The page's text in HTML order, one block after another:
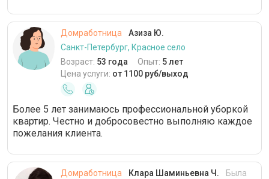
Домработница
Азиза Ю.
Санкт-Петербург, Красное село
Возраст: 53 года Опыт: 5 лет
Цена услуги: от 1100 руб/выход
Более 5 лет занимаюсь профессиональной уборкой
квартир. Честно и добросовестно выполняю каждое
пожелания клиента.
Домработница Клара Шаминьевна Ч.
Была